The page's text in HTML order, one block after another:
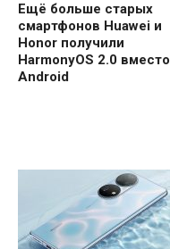
Ещё больше старых
смартфонов Huawei и
Honor получили
HarmonyOS 2.0 вместо
Android